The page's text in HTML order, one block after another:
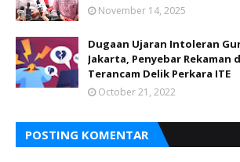
November 14, 2025
Dugaan Ujaran Intoleran
Jakarta, Penyebar Rekaman
Terancam Delik Perkara ITE
October 21, 2022
POSTING KOMENTAR